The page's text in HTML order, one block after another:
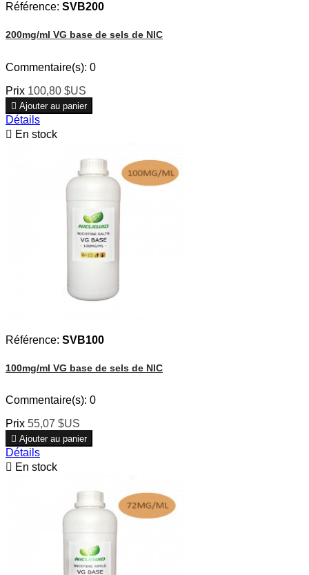
Référence: SVB200
200mg/ml VG base de sels de NIC
Commentaire(s): 0
Prix 100,80 $US
 Ajouter au panier
Détails
 En stock
Référence: SVB100
100mg/ml VG base de sels de NIC
Commentaire(s): 0
Prix 55,07 $US
 Ajouter au panier
Détails
 En stock